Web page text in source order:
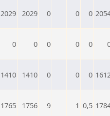
2029 2029 0 0 0
0 0 0 0 0
1410 1410 0 0 0
1765 1756 9 1 0,5